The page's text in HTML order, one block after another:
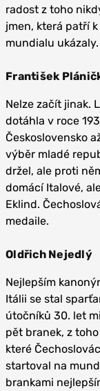
radost z toho
jmen, která patří
mundialu ukázaly.
František
Nelze začít jinak.
dotáhla v roce
Československo
výběr mladé
držel, ale proti
domácí Italové,
Eklind.
medaile.
Oldřich Nejedlý
Nejlepším
Itálii se stal
útočníků 30. let
pět branek, z
které
startoval na
brankami